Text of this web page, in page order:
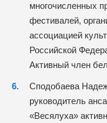
многочисленных
фестивалей,
ассоциацией
Российской
Активный член
Сподобаева
руководитель
«Весялуха»